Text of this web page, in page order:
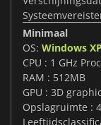
Minimaal
OS: Windows XP
CPU : 1 GHz
RAM : 512MB
GPU : 3D
Opslagruimte :